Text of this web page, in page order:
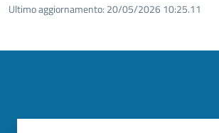
Ultimo aggiornamento: 20/05/2026 10:25.11